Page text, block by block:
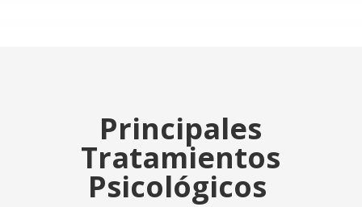
Principales
Tratamientos
Psicológicos